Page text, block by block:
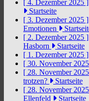
[ 4. Dezember 2025 ]
Startseite
[ 3. Dezember 2025 ]
Emotionen
[ 2. Dezember 2025 ]
Hasborn
Startseite
[ 1. Dezember 2025 ]
[ 30. November
[ 28. November
trotzen?
Startseite
[ 28. November
Ellenfeld
Startseite